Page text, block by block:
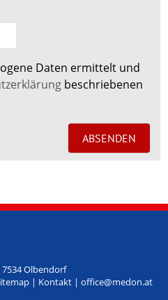
Daten ermittelt und
beschriebenen
7534Olbendorf
| Kontakt| office@medon.at